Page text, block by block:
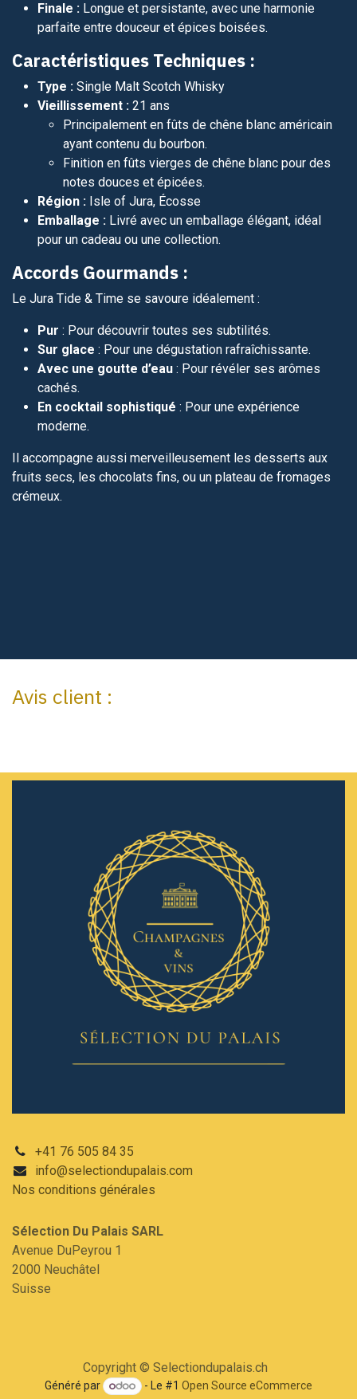
Finale : Longue et persistante, avec une harmonie
parfaite entre douceur et épices boisées.
Caractéristiques Techniques :
Type : Single Malt Scotch Whisky
Vieillissement : 21 ans
Principalement en fûts de chêne blanc américain
ayant contenu du bourbon.
Finition en fûts vierges de chêne blanc pour des
notes douces et épicées.
Région : Isle of Jura, Écosse
Emballage : Livré avec un emballage élégant, idéal
pour un cadeau ou une collection.
Accords Gourmands :
Le Jura Tide & Time se savoure idéalement :
Pur : Pour découvrir toutes ses subtilités.
Sur glace : Pour une dégustation rafraîchissante.
Avec une goutte d’eau : Pour révéler ses arômes
cachés.
En cocktail sophistiqué : Pour une expérience
moderne.
Il accompagne aussi merveilleusement les desserts aux
fruits secs, les chocolats fins, ou un plateau de fromages
crémeux.
Avis client :
+41 76 505 84 35
info@selectiondupalais.com
Nos conditions générales
Sélection Du Palais SARL​
Avenue DuPeyrou 1
2000 Neuchâtel
Suisse
Copyright © Selectiondupalais.ch
Généré par - Le #1 Open Source eCommerce